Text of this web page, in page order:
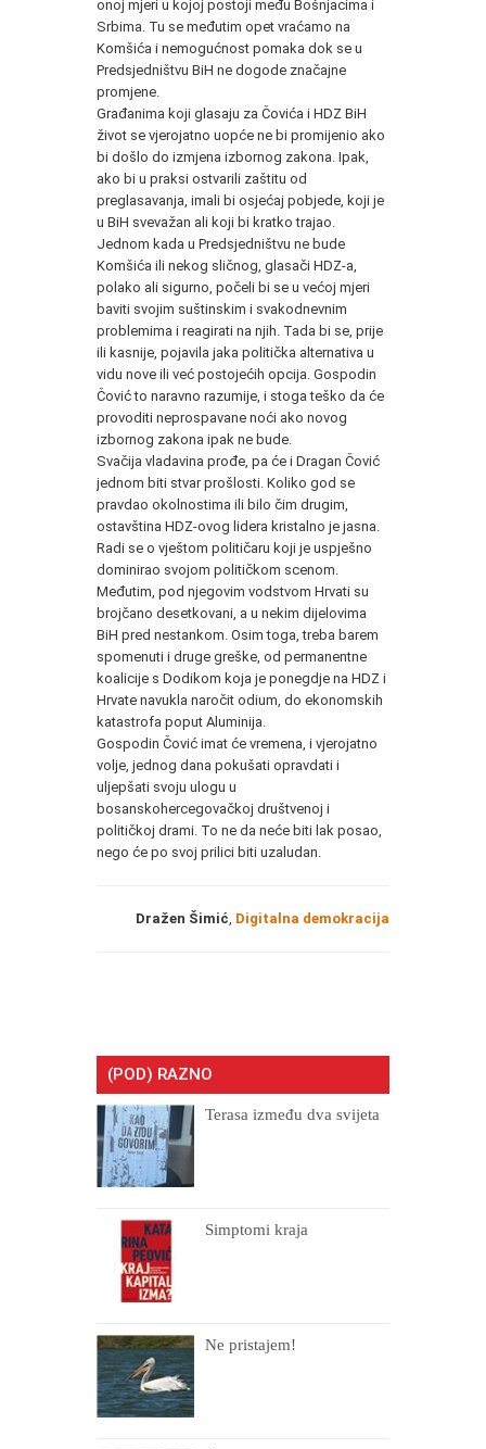
onoj mjeri u kojoj postoji među Bošnjacima i
Srbima. Tu se međutim opet vraćamo na
Komšića i nemogućnost pomaka dok se u
Predsjedništvu BiH ne dogode značajne
promjene.
Građanima koji glasaju za Čovića i HDZ BiH
život se vjerojatno uopće ne bi promijenio ako
bi došlo do izmjena izbornog zakona. Ipak,
ako bi u praksi ostvarili zaštitu od
preglasavanja, imali bi osjećaj pobjede, koji je
u BiH svevažan ali koji bi kratko trajao.
Jednom kada u Predsjedništvu ne bude
Komšića ili nekog sličnog, glasači HDZ-a,
polako ali sigurno, počeli bi se u većoj mjeri
baviti svojim suštinskim i svakodnevnim
problemima i reagirati na njih. Tada bi se, prije
ili kasnije, pojavila jaka politička alternativa u
vidu nove ili već postojećih opcija. Gospodin
Čović to naravno razumije, i stoga teško da će
provoditi neprospavane noći ako novog
izbornog zakona ipak ne bude.
Svačija vladavina prođe, pa će i Dragan Čović
jednom biti stvar prošlosti. Koliko god se
pravdao okolnostima ili bilo čim drugim,
ostavština HDZ-ovog lidera kristalno je jasna.
Radi se o vještom političaru koji je uspješno
dominirao svojom političkom scenom.
Međutim, pod njegovim vodstvom Hrvati su
brojčano desetkovani, a u nekim dijelovima
BiH pred nestankom. Osim toga, treba barem
spomenuti i druge greške, od permanentne
koalicije s Dodikom koja je ponegdje na HDZ i
Hrvate navukla naročit odium, do ekonomskih
katastrofa poput Aluminija.
Gospodin Čović imat će vremena, i vjerojatno
volje, jednog dana pokušati opravdati i
uljepšati svoju ulogu u
bosanskohercegovačkoj društvenoj i
političkoj drami. To ne da neće biti lak posao,
nego će po svoj prilici biti uzaludan.
Dražen Šimić Digitalna demokracija
(POD) RAZNO
Terasa između dva svijeta
Simptomi kraja
Ne pristajem!